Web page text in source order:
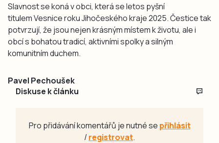
Slavnost se koná v obci, která se letos pyšní
titulem Vesnice roku Jihočeského kraje 2025. Čestice tak
potvrzují, že jsou nejen krásným místem k životu, ale i
obcí s bohatou tradicí, aktivními spolky a silným
komunitním duchem.
Pavel Pechoušek
Diskuse k článku
Pro přidávání komentářů je nutné se přihlásit
/registrovat.